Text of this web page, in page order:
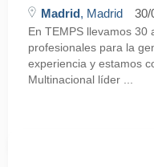
Madrid, Madrid 30/
En TEMPS llevamos
profesionales para la
experiencia y estamos
Multinacional líder ...